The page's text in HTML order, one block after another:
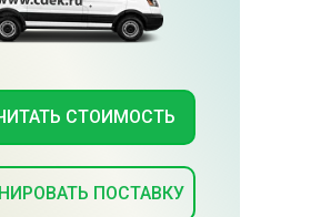
СТОИМОСТЬ
ПОСТАВКУ